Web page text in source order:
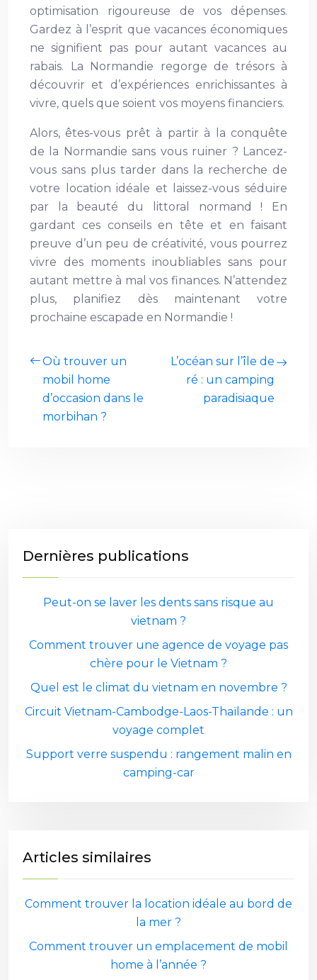
optimisation rigoureuse de vos dépenses.
Gardez à l’esprit que vacances économiques
ne signifient pas pour autant vacances au
rabais. La Normandie regorge de trésors à
découvrir et d’expériences enrichissantes à
vivre, quels que soient vos moyens financiers.
Alors, êtes-vous prêt à partir à la conquête
de la Normandie sans vous ruiner ? Lancez-
vous sans plus tarder dans la recherche de
votre location idéale et laissez-vous séduire
par la beauté du littoral normand ! En
gardant ces conseils en tête et en faisant
preuve d’un peu de créativité, vous pourrez
vivre des moments inoubliables sans pour
autant mettre à mal vos finances. N’attendez
plus, planifiez dès maintenant votre
prochaine escapade en Normandie !
Où trouver un
mobil home
d’occasion dans le
morbihan ?
L’océan sur l’île de
ré : un camping
paradisiaque
Dernières publications
Peut-on se laver les dents sans risque au
vietnam ?
Comment trouver une agence de voyage pas
chère pour le Vietnam ?
Quel est le climat du vietnam en novembre ?
Circuit Vietnam-Cambodge-Laos-Thaïlande : un
voyage complet
Support verre suspendu : rangement malin en
camping-car
Articles similaires
Comment trouver la location idéale au bord de
la mer ?
Comment trouver un emplacement de mobil
home à l’année ?